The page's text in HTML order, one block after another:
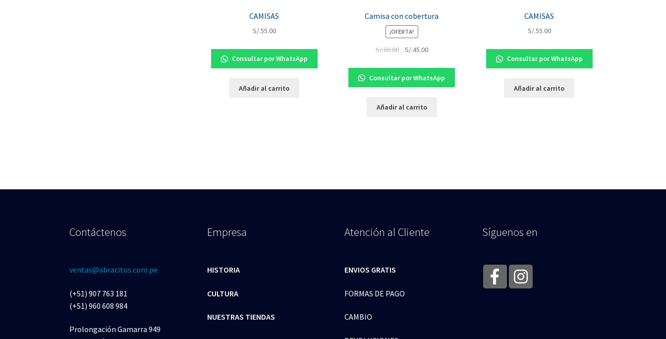
CAMISAS
S/.55.00
Consultar por WhatsApp
Añadir al carrito
Camisa con cobertura
¡OFERTA!
S/.60.00 S/.45.00
Consultar por WhatsApp
Añadir al carrito
CAMISAS
S/.55.00
Consultar por WhatsApp
Añadir al carrito
Contáctenos
ventas@abracitos.com.pe
(+51) 907 763 181
(+51) 960 608 984
Prolongación Gamarra 949
Empresa
HISTORIA
CULTURA
NUESTRAS TIENDAS
Atención al Cliente
ENVIOS GRATIS
FORMAS DE PAGO
CAMBIO
Síguenos en